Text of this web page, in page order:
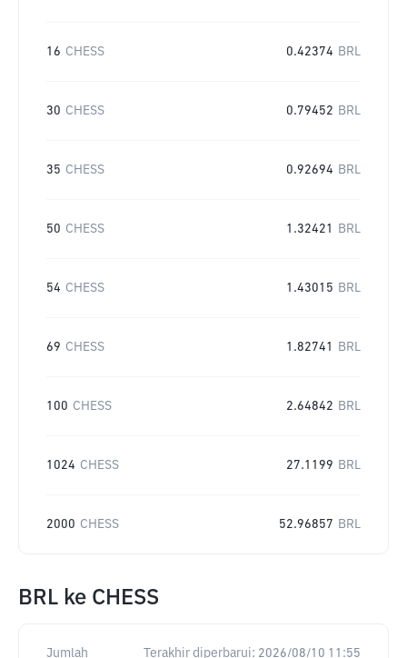
16 CHESS 0.42374 BRL
30 CHESS 0.79452 BRL
35 CHESS 0.92694 BRL
50 CHESS 1.32421 BRL
54 CHESS 1.43015 BRL
69 CHESS 1.82741 BRL
100 CHESS 2.64842 BRL
1024 CHESS 27.1199 BRL
2000 CHESS 52.96857 BRL
BRL ke CHESS
Jumlah Terakhir diperbarui: 2026/08/10 11:55